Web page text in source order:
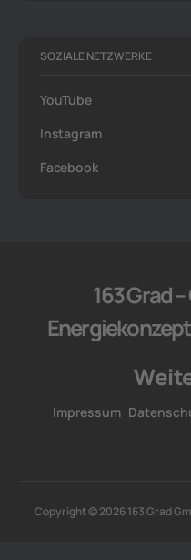
SOZIALE NETZWERKE
YouTube
Instagram
Facebook
163 Grad
Impressum
Copyright © 2026 163 Grad